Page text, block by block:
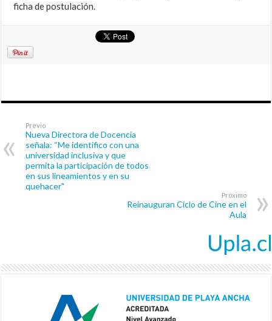
ficha de postulación.
Previo
Nueva Directora de Docencia
señala: “Me identifico con una
universidad inclusiva y que
permita la participación de todos
en sus lineamientos y en su
quehacer"
Próximo
Reinauguran Ciclo de Cine en el
Aula